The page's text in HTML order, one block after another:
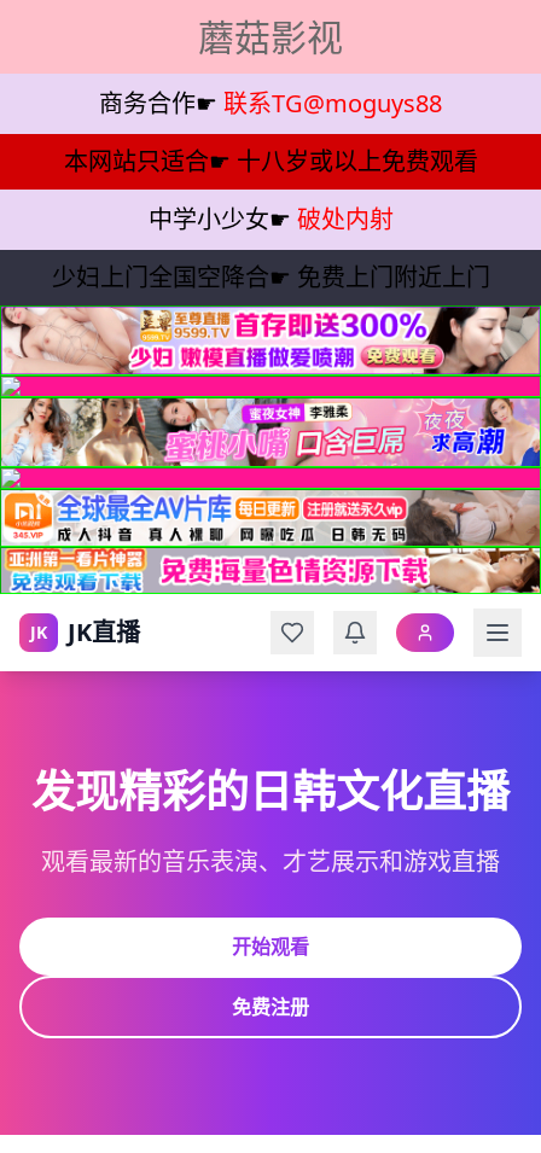
蘑菇影视
商务合作☛ 联系TG@moguys88
本网站只适合☛ 十八岁或以上免费观看
中学小少女☛ 破处内射
少妇上门全国空降合☛ 免费上门附近上门
JK JK直播
发现精彩的日韩文化直播
观看最新的音乐表演、才艺展示和游戏直播
开始观看
免费注册